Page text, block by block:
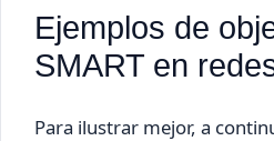
Ejemplos de
SMART en
Para ilustrar mejor, a